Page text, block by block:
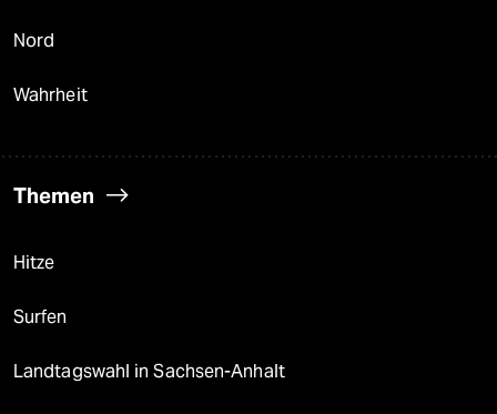
Nord
Wahrheit
Themen
Hitze
Surfen
Landtagswahl in Sachsen-Anhalt